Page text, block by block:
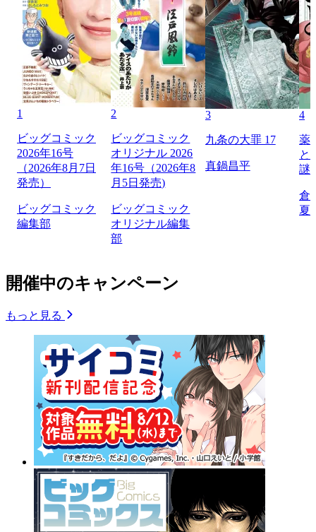
1
ビッグコミック
2026年16号
（2026年8月7日
発売）
ビッグコミック
編集部
2
ビッグコミック
オリジナル 2026
年16号（2026年8
月5日発売)
ビッグコミック
オリジナル編集
部
3
九条の大罪 17
真鍋昌平
4
薬
と
謎
倉
夏
開催中のキャンペーン
もっと見る